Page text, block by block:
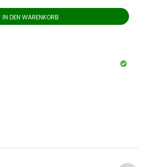
IN DEN WARENKORB